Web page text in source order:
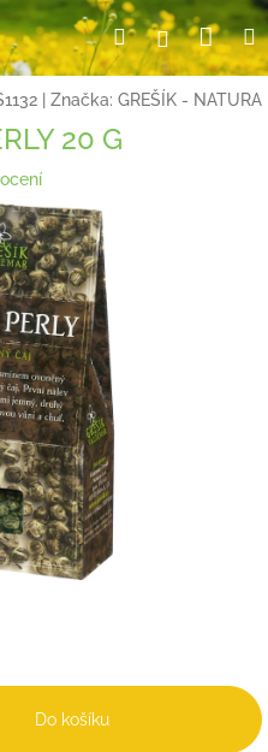
HledatPřihlášení
Značka: GREŠÍK - NATURA
20 G
Do košíku